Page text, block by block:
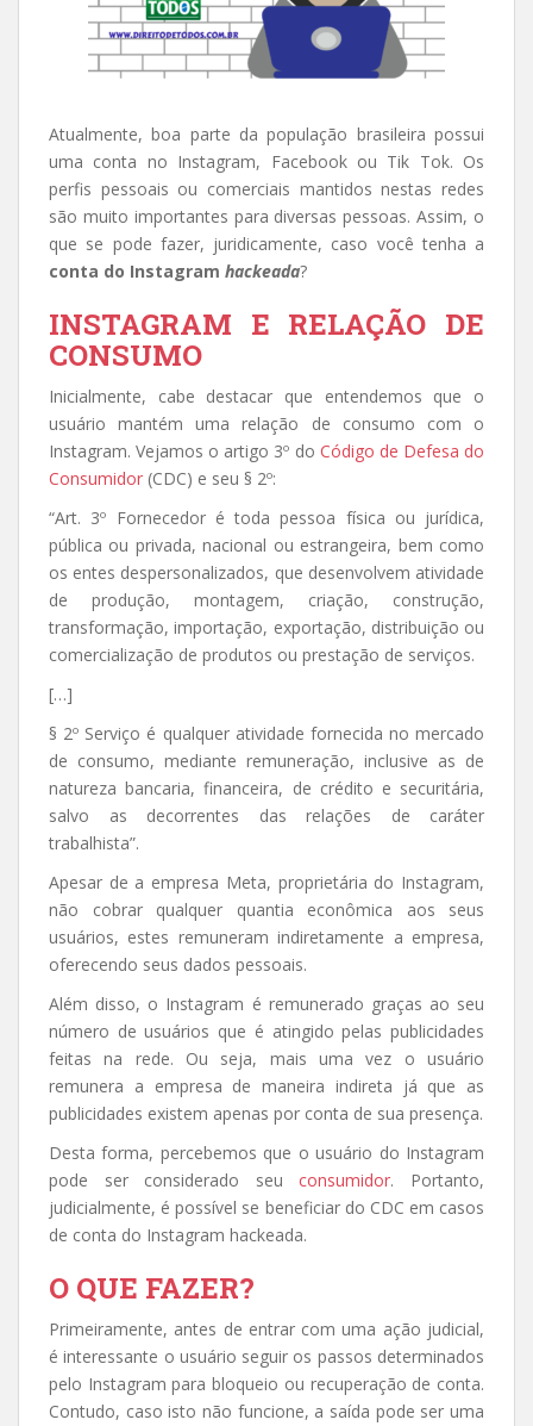
Atualmente, boa parte da população brasileira possui
uma conta no Instagram, Facebook ou Tik Tok. Os
perfis pessoais ou comerciais mantidos nestas redes
são muito importantes para diversas pessoas. Assim, o
que se pode fazer, juridicamente, caso você tenha a
conta do Instagram hackeada?
INSTAGRAM E RELAÇÃO DE
CONSUMO
Inicialmente, cabe destacar que entendemos que o
usuário mantém uma relação de consumo com o
Instagram. Vejamos o artigo 3º do Código de Defesa do
Consumidor (CDC) e seu § 2º:
“Art. 3º Fornecedor é toda pessoa física ou jurídica,
pública ou privada, nacional ou estrangeira, bem como
os entes despersonalizados, que desenvolvem atividade
de produção, montagem, criação, construção,
transformação, importação, exportação, distribuição ou
comercialização de produtos ou prestação de serviços.
[…]
§ 2º Serviço é qualquer atividade fornecida no mercado
de consumo, mediante remuneração, inclusive as de
natureza bancaria, financeira, de crédito e securitária,
salvo as decorrentes das relações de caráter
trabalhista”.
Apesar de a empresa Meta, proprietária do Instagram,
não cobrar qualquer quantia econômica aos seus
usuários, estes remuneram indiretamente a empresa,
oferecendo seus dados pessoais.
Além disso, o Instagram é remunerado graças ao seu
número de usuários que é atingido pelas publicidades
feitas na rede. Ou seja, mais uma vez o usuário
remunera a empresa de maneira indireta já que as
publicidades existem apenas por conta de sua presença.
Desta forma, percebemos que o usuário do Instagram
pode ser considerado seuconsumidor. Portanto,
judicialmente, é possível se beneficiar do CDC em casos
de conta do Instagram hackeada.
O QUE FAZER?
Primeiramente, antes de entrar com uma ação judicial,
é interessante o usuário seguir os passos determinados
pelo Instagram para bloqueio ou recuperação de conta.
Contudo, caso isto não funcione, a saída pode ser uma